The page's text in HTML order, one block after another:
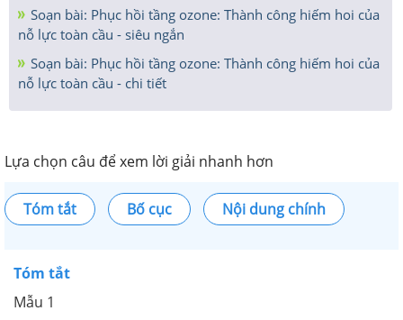
Soạn bài: Phục hồi tầng ozone: Thành công hiếm hoi của
nỗ lực toàn cầu - siêu ngắn
Soạn bài: Phục hồi tầng ozone: Thành công hiếm hoi của
nỗ lực toàn cầu - chi tiết
Lựa chọn câu để xem lời giải nhanh hơn
Tóm tắt Bố cục Nội dung chính
Tóm tắt
Mẫu 1